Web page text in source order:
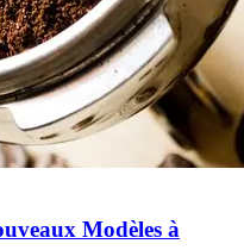
Modèles à